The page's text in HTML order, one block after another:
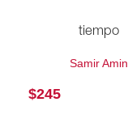
tiempo
Samir Amin
$245